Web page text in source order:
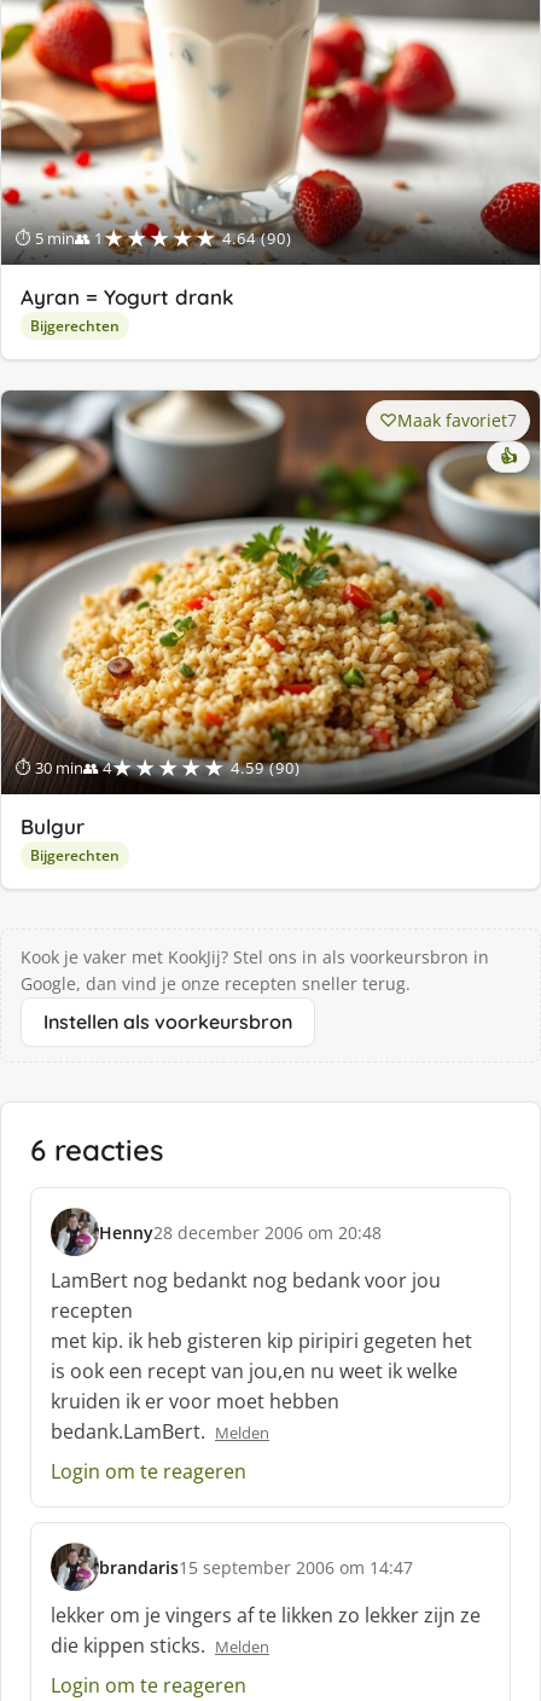
⏱ 5 min👥 1★★★★★ 4.64 (90)
Ayran = Yogurt drank
Bijgerechten
⏱ 30 min👥 4★★★★★ 4.59 (90)
Maak favoriet7
👍
Bulgur
Bijgerechten
Kook je vaker met KookJij? Stel ons in als voorkeursbron in
Google, dan vind je onze recepten sneller terug.
Instellen als voorkeursbron
6 reacties
Henny
s
c
h
r
e
e
f
:
28 december 2006 om 20:48
LamBert nog bedankt nog bedank voor jou
recepten
met kip. ik heb gisteren kip piripiri gegeten het
is ook een recept van jou,en nu weet ik welke
kruiden ik er voor moet hebben
bedank.LamBert. Melden
Login om te reageren
brandaris
s
c
h
r
e
15 september 2006 om 14:47
lekker om je vingers af te likken zo lekker zijn ze
die kippen sticks. Melden
Login om te reageren